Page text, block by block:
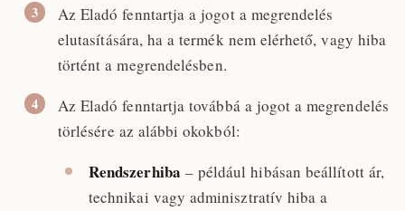
Az Eladó fenntartja a jogot a megrendelés
elutasítására, ha a termék nem elérhető, vagy hiba
történt a megrendelésben.
Az Eladó fenntartja továbbá a jogot a megrendelés
törlésére az alábbi okokból:
Rendszerhiba – például hibásan beállított ár,
technikai vagy adminisztratív hiba a